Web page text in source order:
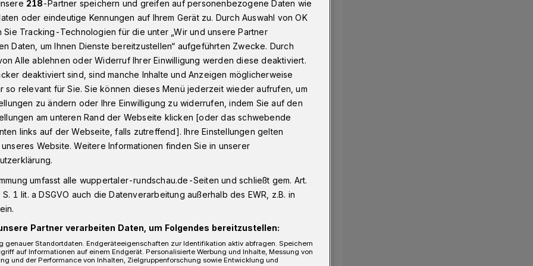
in Wuppertal unter Autoreifen​
gerät unter
hat sich eine 55 Jahre alte
(15. Juni 2022) gegen 14 Uhr auf dem
stieß sie mit einem Mercedes
218-Partner speichern und greifen auf personenbezogene Daten wie
oder eindeutige Kennungen auf Ihrem Gerät zu. Durch Auswahl von OK
Sie Tracking-Technologien für die unter „Wir und unsere Partner
Daten, um Ihnen Dienste bereitzustellen“ aufgeführten Zwecke. Durch
Alle ablehnen oder Widerruf Ihrer Einwilligung werden diese deaktiviert.
deaktiviert sind, sind manche Inhalte und Anzeigen möglicherweise
so relevant für Sie. Sie können dieses Menü jederzeit wieder aufrufen, um
zu ändern oder Ihre Einwilligung zu widerrufen, indem Sie auf den
am unteren Rand der Webseite klicken [oder das schwebende
links auf der Webseite, falls zutreffend]. Ihre Einstellungen gelten
Website. Weitere Informationen finden Sie in unserer
umfasst alle wuppertaler-rundschau.de-Seiten und schließt gem. Art.
1 lit. a DSGVO auch die Datenverarbeitung außerhalb des EWR, z.B. in
Partner verarbeiten Daten, um Folgendes bereitzustellen:
genauer Standortdaten. Endgeräteeigenschaften zur Identifikation aktiv abfragen. Speichern
auf Informationen auf einem Endgerät. Personalisierte Werbung und Inhalte, Messung von
und der Performance von Inhalten, Zielgruppenforschung sowie Entwicklung und